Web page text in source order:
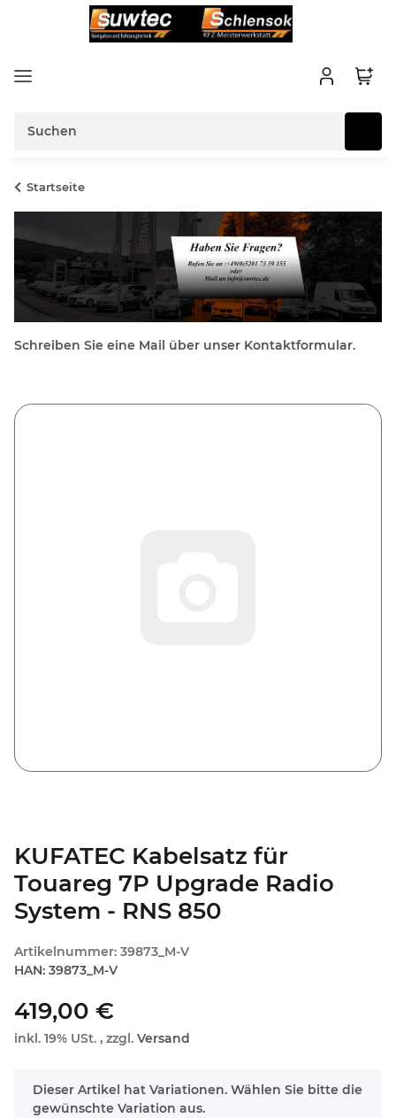
Startseite
Schreiben Sie eine Mail über unser Kontaktformular.
KUFATEC Kabelsatz für
Touareg 7P Upgrade Radio
System - RNS 850
Artikelnummer: 39873_M-V
HAN: 39873_M-V
419,00 €
inkl. 19% USt. , zzgl. Versand
x
Dieser Artikel hat Variationen. Wählen Sie bitte die
gewünschte Variation aus.